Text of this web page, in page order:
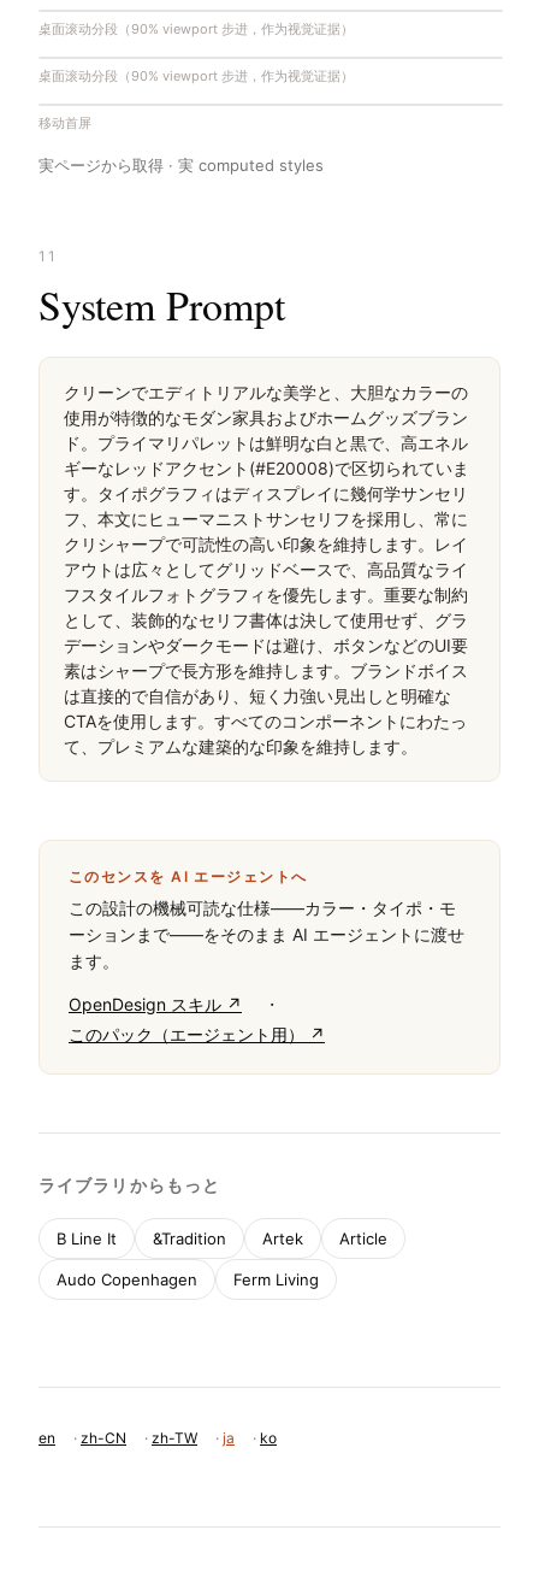
桌面滚动分段（90% viewport 步进，作为视觉证据）
桌面滚动分段（90% viewport 步进，作为视觉证据）
移动首屏
実ページから取得 · 実 computed styles
11
System Prompt
クリーンでエディトリアルな美学と、大胆なカラーの
使用が特徴的なモダン家具およびホームグッズブラン
ド。プライマリパレットは鮮明な白と黒で、高エネル
ギーなレッドアクセント(#E20008)で区切られていま
す。タイポグラフィはディスプレイに幾何学サンセリ
フ、本文にヒューマニストサンセリフを採用し、常に
クリシャープで可読性の高い印象を維持します。レイ
アウトは広々としてグリッドベースで、高品質なライ
フスタイルフォトグラフィを優先します。重要な制約
として、装飾的なセリフ書体は決して使用せず、グラ
デーションやダークモードは避け、ボタンなどのUI要
素はシャープで長方形を維持します。ブランドボイス
は直接的で自信があり、短く力強い見出しと明確な
CTAを使用します。すべてのコンポーネントにわたっ
て、プレミアムな建築的な印象を維持します。
このセンスを AI エージェントへ
この設計の機械可読な仕様——カラー・タイポ・モ
ーションまで——をそのまま AI エージェントに渡せ
ます。
OpenDesign スキル ↗ ·
このパック（エージェント用） ↗
ライブラリからもっと
B Line It &Tradition Artek Article
Audo Copenhagen Ferm Living
en · zh-CN · zh-TW · ja · ko